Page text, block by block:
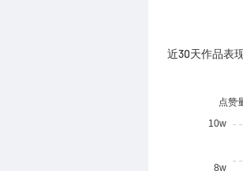
近30天作品表